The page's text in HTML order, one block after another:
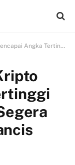
Dapat Segera Melampaui PDB Prancis